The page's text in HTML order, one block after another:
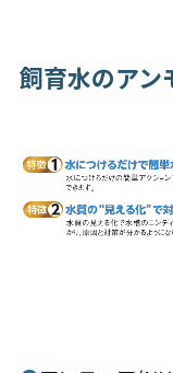
飼育水のアン